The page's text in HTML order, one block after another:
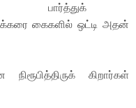
பார்த்துக்
கைகளில் ஒட்டி அதன்
கிறார்கள்